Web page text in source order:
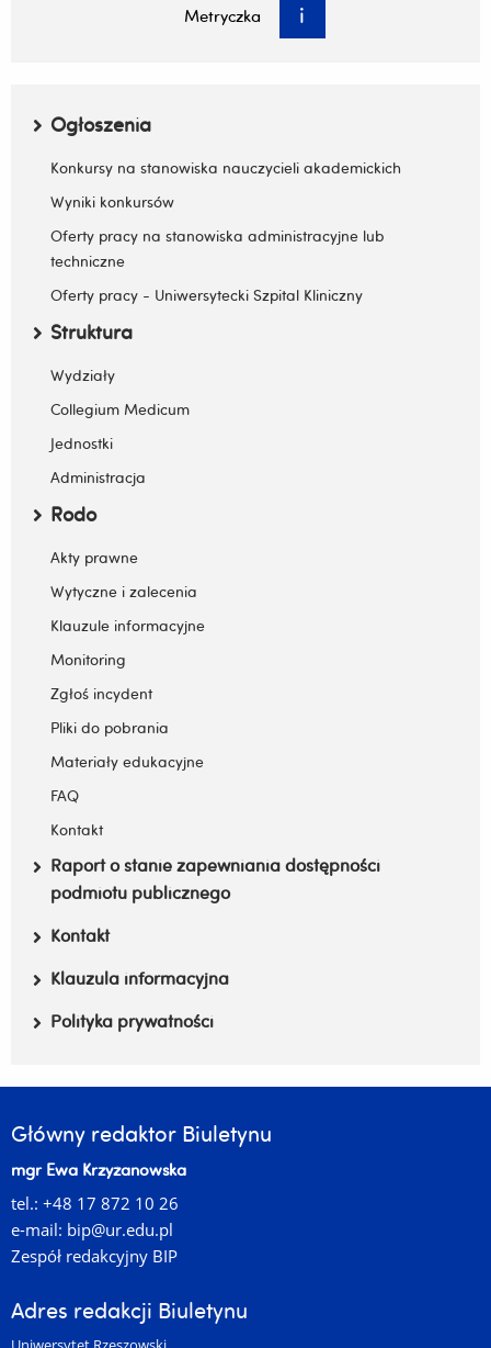
Ogłoszenia
Zwiń / rozwiń submenu
Konkursy na stanowiska nauczycieli akademickich
Wyniki konkursów
Oferty pracy na stanowiska administracyjne lub
techniczne
Oferty pracy - Uniwersytecki Szpital Kliniczny
Struktura
Zwiń / rozwiń submenu
Wydziały
Collegium Medicum
Jednostki
Administracja
Rodo
Zwiń / rozwiń submenu
Akty prawne
Wytyczne i zalecenia
Klauzule informacyjne
Monitoring
Zgłoś incydent
Pliki do pobrania
Materiały edukacyjne
FAQ
Kontakt
Raport o stanie zapewniania dostępności
podmiotu publicznego
Kontakt
Klauzula informacyjna
Polityka prywatności
Stanisława Duda 2023-02-01
Metryczka
Główny redaktor Biuletynu
mgr Ewa Krzyżanowska
tel.: +48 17 872 10 26
e-mail: bip@ur.edu.pl
Zespół redakcyjny BIP
Adres redakcji Biuletynu